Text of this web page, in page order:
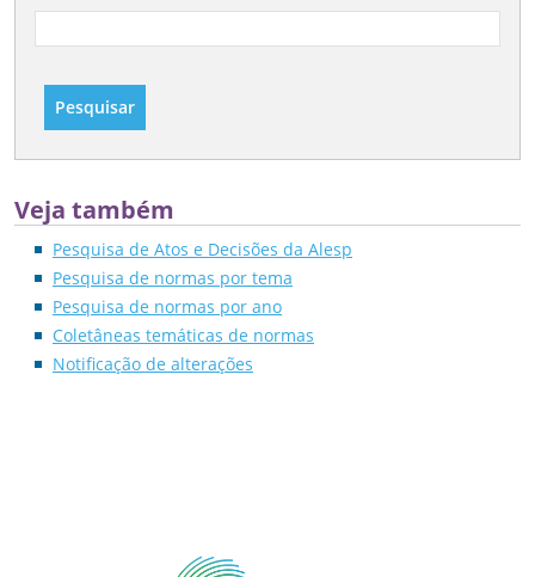
Pesquisar
Veja também
Pesquisa de Atos e Decisões da Alesp
Pesquisa de normas por tema
Pesquisa de normas por ano
Coletâneas temáticas de normas
Notificação de alterações